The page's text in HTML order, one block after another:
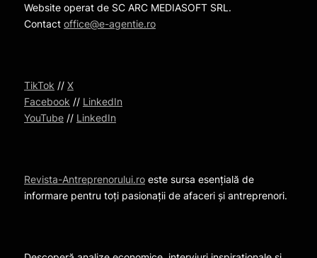
Website operat de SC ARC MEDIASOFT SRL.
Contact office@e-agentie.ro
TikTok // X
Facebook // LinkedIn
YouTube // LinkedIn
Revista-Antreprenorului.ro este sursa esențială de
informare pentru toți pasionații de afaceri și antreprenori.